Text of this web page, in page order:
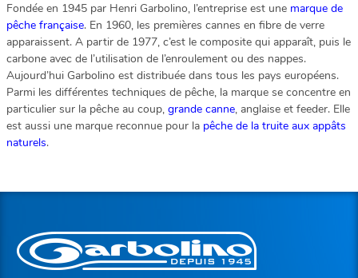
Fondée en 1945 par Henri Garbolino, l’entreprise est une marque de
pêche française. En 1960, les premières cannes en fibre de verre
apparaissent. A partir de 1977, c’est le composite qui apparaît, puis le
carbone avec de l’utilisation de l’enroulement ou des nappes.
Aujourd’hui Garbolino est distribuée dans tous les pays européens.
Parmi les différentes techniques de pêche, la marque se concentre en
particulier sur la pêche au coup, grande canne, anglaise et feeder. Elle
est aussi une marque reconnue pour la pêche de la truite aux appâts
naturels.